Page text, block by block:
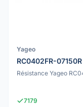
Yageo
RC0402FR-07150R
Résistance Yageo
7179